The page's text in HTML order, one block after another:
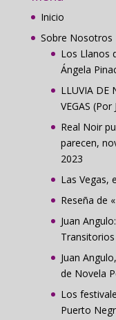
Inicio
Sobre Nosotros
Los Llanos
Ángela
LLUVIA DE
VEGAS
Real Noir
parecen,
2023
Las Vegas,
Reseña de
Juan
Juan
de Novela
Los
Puerto